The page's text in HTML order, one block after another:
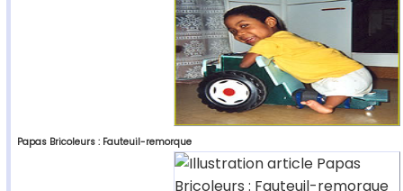
Papas Bricoleurs : Fauteuil-remorque